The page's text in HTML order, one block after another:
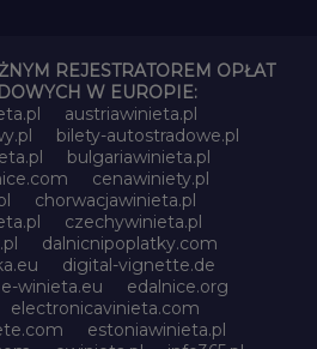
REJESTRATOREM OPŁAT
W EUROPIE:
austriawinieta.pl
bilety-autostradowe.pl
bulgariawinieta.pl
cenawiniety.pl
chorwacjawinieta.pl
czechywinieta.pl
dalnicnipoplatky.com
digital-vignette.de
e-winieta.eu
edalnice.org
electronicavinieta.com
estoniawinieta.pl